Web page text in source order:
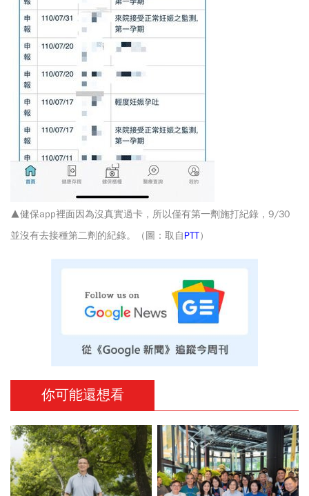
▲健保app裡面因為沒真實過卡，所以僅有第一劑施打紀錄，9/30
並沒有去接種第二劑的紀錄。（圖：取自PTT）
你可能還想看